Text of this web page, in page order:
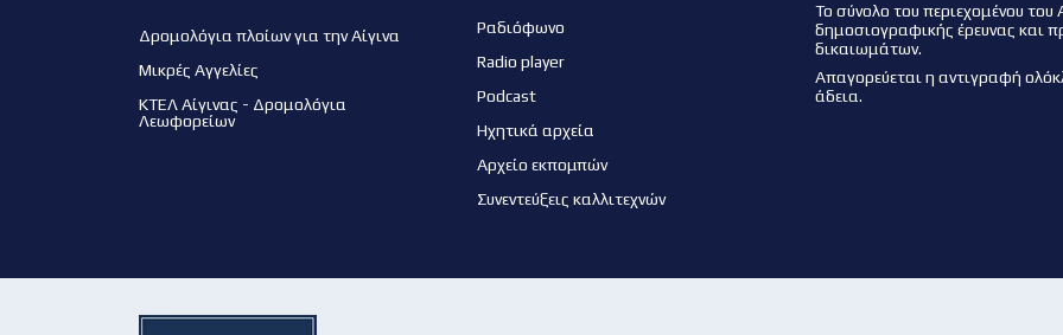
Δρομολόγια πλοίων για την Αίγινα
Μικρές Αγγελίες
ΚΤΕΛ Αίγινας - Δρομολόγια
Λεωφορείων
Ραδιόφωνο
Radio player
Podcast
Ηχητικά αρχεία
Αρχείο εκπομπών
Συνεντεύξεις καλλιτεχνών
Το σύνολο του περιεχομένου
δημοσιογραφικής έρευνας και
δικαιωμάτων.
Απαγορεύεται η αντιγραφή
άδεια.